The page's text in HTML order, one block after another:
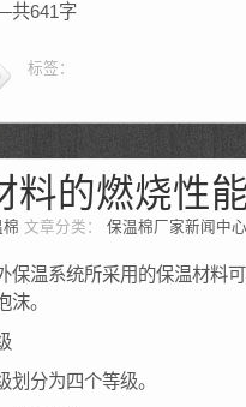
共641字
标签：
料的燃烧性
棉 文章分类： 保温棉厂家新闻中心
保温系统所采用的保温材料
沫。
划分为四个等级。